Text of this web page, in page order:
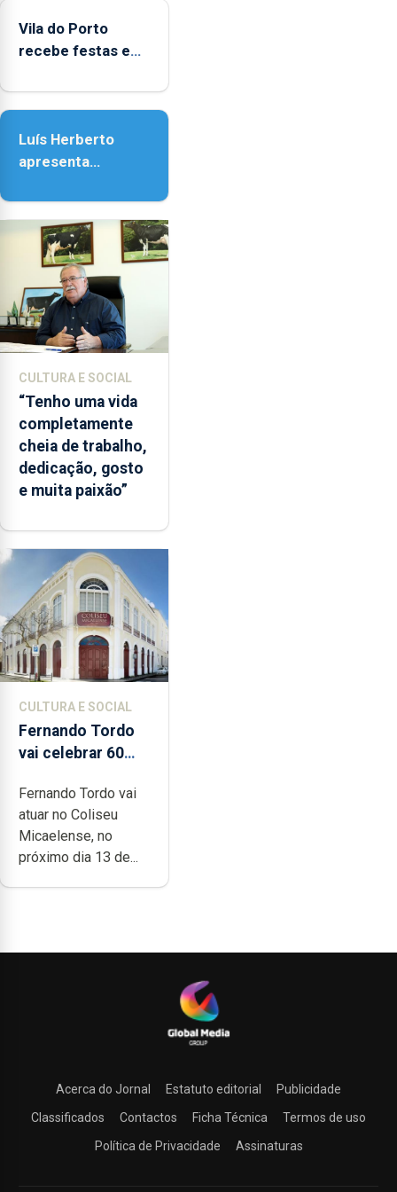
Vila do Porto
recebe festas em
Senhora da
Luís Herberto
apresenta
Paisagem’
CULTURA E SOCIAL
“Tenho uma vida
completamente
cheia de trabalho,
dedicação, gosto
e muita paixão”
CULTURA E SOCIAL
Fernando Tordo
vai celebrar 60
no Coliseu
Micaelense
Fernando Tordo vai
atuar no Coliseu
Micaelense, no
próximo dia 13 de...
Acerca do Jornal Estatuto editorial
Publicidade
Classificados
Contactos Ficha Técnica
Termos de uso
Política de Privacidade
Assinaturas